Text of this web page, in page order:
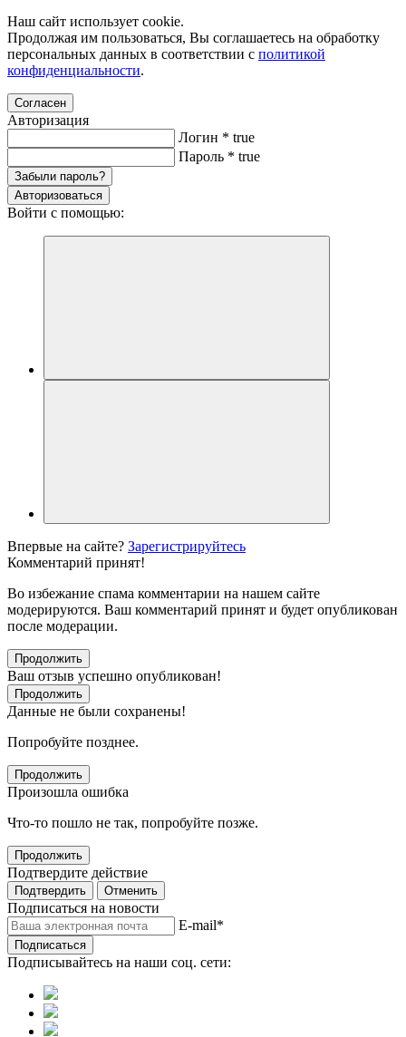
Наш сайт использует cookie.
Продолжая им пользоваться, Вы соглашаетесь на обработку
персональных данных в соответствии с политикой
конфиденциальности.
Согласен
Авторизация
Логин * true
Пароль * true
Забыли пароль?
Авторизоваться
Войти с помощью:
Впервые на сайте? Зарегистрируйтесь
Комментарий принят!
Во избежание спама комментарии на нашем сайте
модерируются. Ваш комментарий принят и будет опубликован
после модерации.
Продолжить
Ваш отзыв успешно опубликован!
Продолжить
Данные не были сохранены!
Попробуйте позднее.
Продолжить
Произошла ошибка
Что-то пошло не так, попробуйте позже.
Продолжить
Подтвердите действие
Подтвердить Отменить
Подписаться на новости
E-mail*
Подписаться
Подписывайтесь на наши соц. сети: